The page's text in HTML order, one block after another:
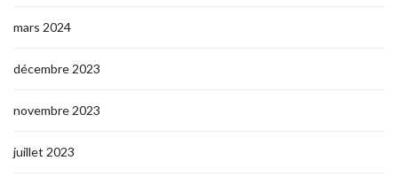
mars 2024
décembre 2023
novembre 2023
juillet 2023